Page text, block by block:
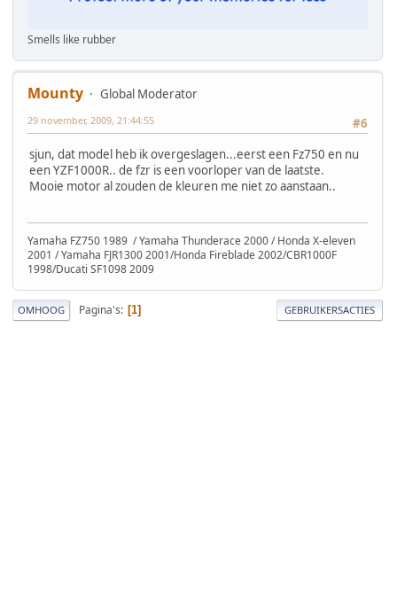
Smells like rubber
Mounty
Global Moderator
#6
29 november, 2009, 21:44:55
sjun, dat model heb ik overgeslagen...eerst een Fz750 en nu
een YZF1000R.. de fzr is een voorloper van de laatste.
Mooie motor al zouden de kleuren me niet zo aanstaan..
Yamaha FZ750 1989 / Yamaha Thunderace 2000 / Honda X-eleven
2001 / Yamaha FJR1300 2001/Honda Fireblade 2002/CBR1000F
1998/Ducati SF1098 2009
OMHOOG Pagina's 1 GEBRUIKERSACTIES